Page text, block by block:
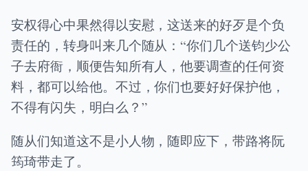
安权得心中果然得以安慰，这送来的好歹是个负
责任的，转身叫来几个随从：“你们几个送钧少公
子去府衙，顺便告知所有人，他要调查的任何资
料，都可以给他。不过，你们也要好好保护他，
不得有闪失，明白么？”
随从们知道这不是小人物，随即应下，带路将阮
筠琦带走了。